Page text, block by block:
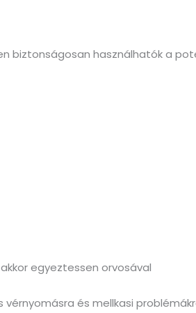
biztonságosan használhatók a
egyeztessen orvosával
és mellkasi